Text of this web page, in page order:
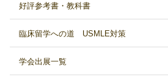
好評参考書・教科書
臨床留学への道 USMLE対策
学会出展一覧